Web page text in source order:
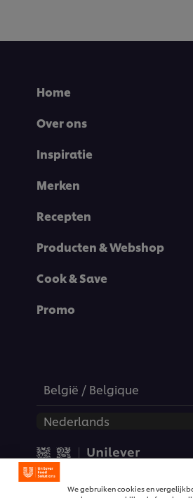
Home
Over ons
Inspiratie
Merken
Recepten
Producten & Webshop
Cook & Save
Promo
België / Belgique
We gebruiken cookies en